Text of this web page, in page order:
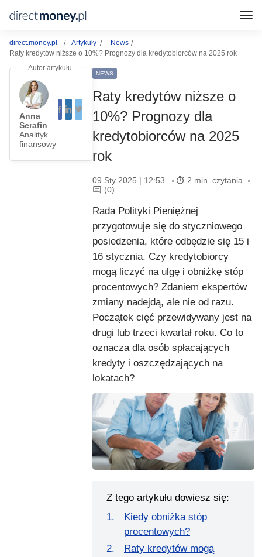
direct.money.pl Artykuły
News
Raty kredytów niższe o 10%? Prognozy dla kredytobiorców na 2025 rok
Anna
Serafin
Analityk
finansowy
NEWS
Raty kredytów niższe o
10%? Prognozy dla
kredytobiorców na 2025
rok
09 Sty 2025 | 12:53
2 min. czytania
(0)
Rada Polityki Pieniężnej
przygotowuje się do styczniowego
posiedzenia, które odbędzie się 15 i
16 stycznia. Czy kredytobiorcy
mogą liczyć na ulgę i obniżkę stóp
procentowych? Zdaniem ekspertów
zmiany nadejdą, ale nie od razu.
Początek cięć przewidywany jest na
drugi lub trzeci kwartał roku. Co to
oznacza dla osób spłacających
kredyty i oszczędzających na
lokatach?
Z tego artykułu dowiesz się:
Kiedy obniżka stóp
procentowych?
Raty kredytów mogą